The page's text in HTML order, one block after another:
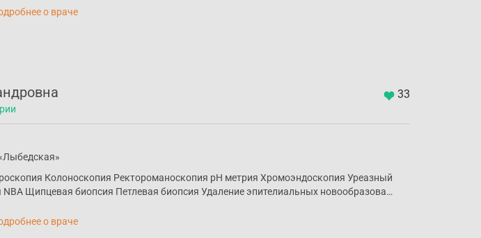
о враче
33
Колоноскопия Ректороманоскопия pH метрия Хромоэндоскопия Уреазный
Щипцевая биопсия Петлевая биопсия Удаление эпителиальных новообразова…
о враче